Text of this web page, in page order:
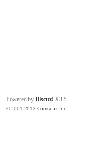
Powered byDiscuz! X3.5
© 2001-2013Comsenz Inc.